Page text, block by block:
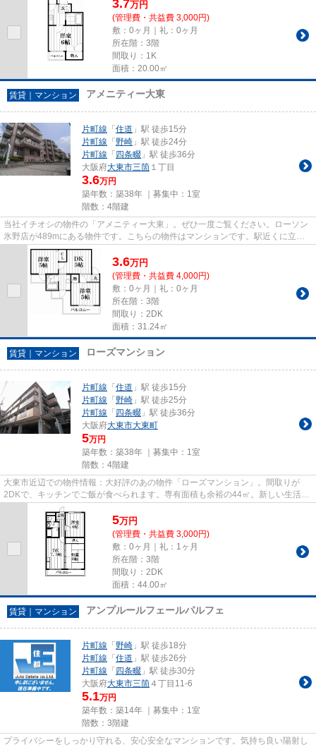
3.7万円
(管理費・共益費 3,000円)
敷：0ヶ月｜礼：0ヶ月
所在階：3階
間取り：1K
面積：20.00㎡
賃貸｜マンション アメニティー大東
片町線 「 住道 」駅 徒歩15分
片町線 「 野崎 」駅 徒歩24分
片町線 「 四条畷 」駅 徒歩36分
大阪府大東市三箇 １丁目
3.6万円
築年数：築38年 ｜募集中： 1室
階数：4階建
当社イチオシの物件の「アメニティー大東」。ぜひ一度ご覧ください。ローソン
氷野店が489mにある物件です。こちらの物件はマンションです。駅近くに立地
する物件で、徒歩15分程でアク...
3.6万円
(管理費・共益費 4,000円)
敷：0ヶ月｜礼：0ヶ月
所在階：3階
間取り：2DK
面積：31.24㎡
賃貸｜マンション ローズマンション
片町線 「 住道 」駅 徒歩15分
片町線 「 野崎 」駅 徒歩25分
片町線 「 四条畷 」駅 徒歩36分
大阪府大東市大東町
5万円
築年数：築38年 ｜募集中： 1室
階数：4階建
大東市近辺での物件情報：大好評のあの物件「ローズマンション」。間取りが
2DKで、キッチンでご飯が食べられます。専有面積も余裕の44㎡。新しい生活
に、5万円のお住まいはいかがでし...
5万円
(管理費・共益費 3,000円)
敷：0ヶ月｜礼：1ヶ月
所在階：3階
間取り：2DK
面積：44.00㎡
賃貸｜マンション アンプルールフェールパルフェ
片町線 「 野崎 」駅 徒歩18分
片町線 「 住道 」駅 徒歩26分
片町線 「 四条畷 」駅 徒歩30分
大阪府大東市三箇 ４丁目11-6
5.1万円
築年数：築14年 ｜募集中： 1室
階数：3階建
プライバシーをしっかり守れる、安心安全なマンションです。気持ち良い陽射し